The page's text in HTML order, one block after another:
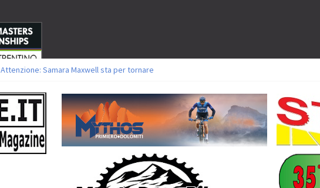
Attenzione: Samara Maxwell sta per tornare
Europei XCO: vittorie per Ghibaudo, Grossmann e Gallis. Signorelli 5^ la migliore tra gli italiani
35ª Marathon Bike della Brianza: l’ultima sfida agonistica di una leggendaria storia
Europei MTB: il Team Relay firma il secondo argento azzurro a Monteceneri